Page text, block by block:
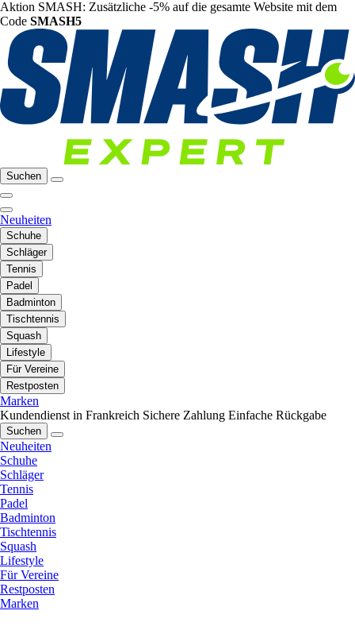
Aktion SMASH: Zusätzliche -5% auf die gesamte Website mit dem
Code SMASH5
Suchen
Neuheiten
Schuhe
Schläger
Tennis
Padel
Badminton
Tischtennis
Squash
Lifestyle
Für Vereine
Restposten
Marken
Kundendienst in Frankreich Sichere Zahlung Einfache Rückgabe
Suchen
Neuheiten
Schuhe
Schläger
Tennis
Padel
Badminton
Tischtennis
Squash
Lifestyle
Für Vereine
Restposten
Marken